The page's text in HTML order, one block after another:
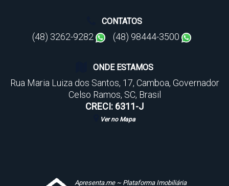
CONTATOS
(48) 3262-9282 (48) 98444-3500
ONDE ESTAMOS
Rua Maria Luiza dos Santos, 17, Camboa, Governador
Celso Ramos, SC, Brasil
CRECI: 6311-J
Ver no Mapa
Apresenta.me ~ Plataforma Imobiliária